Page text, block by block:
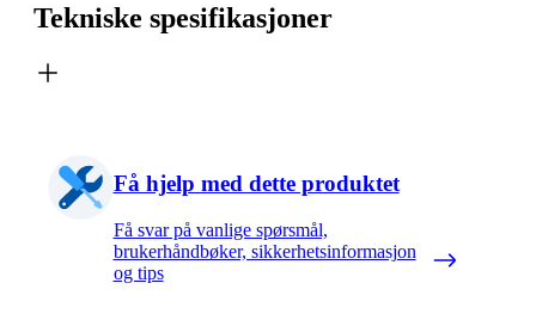
Tekniske spesifikasjoner
Få hjelp med dette produktet
Få svar på vanlige spørsmål,
brukerhåndbøker, sikkerhetsinformasjon
og tips